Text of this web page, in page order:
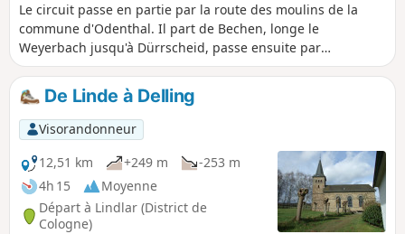
Le circuit passe en partie par la route des moulins de la
commune d'Odenthal. Il part de Bechen, longe le
Weyerbach jusqu'à Dürrscheid, passe ensuite par
Trienenhaus et le moulin de Liesenberger, puis revient à
Bechen via Kochsfeld.
De Linde à Delling
Visorandonneur
12,51 km
+249 m
-253 m
4h 15
Moyenne
Départ à Lindlar (District de
Cologne)